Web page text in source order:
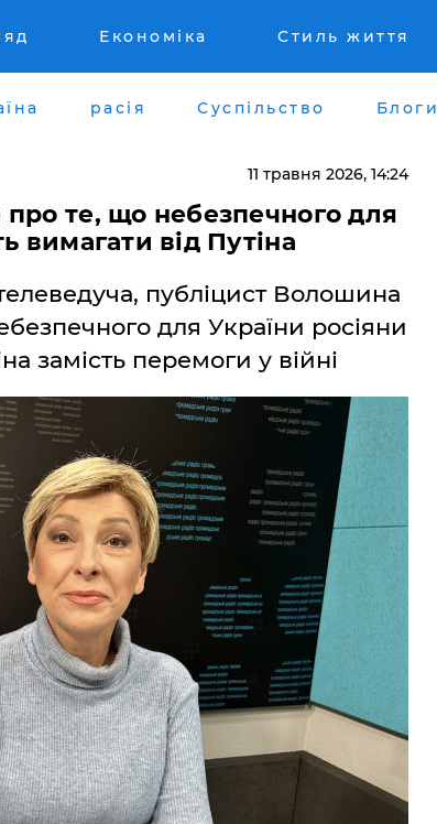
Економіка Стиль життя
расія Суспільство Блоги
11 травня 2026, 14:24
те, що небезпечного для
вимагати від Путіна
публіцист Волошина
для України росіяни
замість перемоги у війні